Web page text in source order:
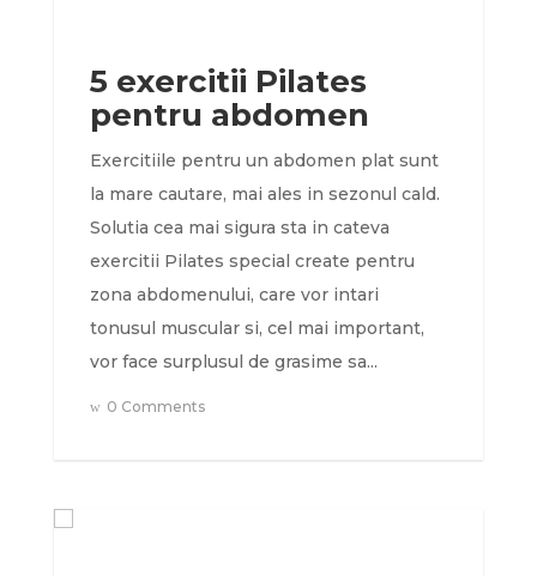
5 exercitii Pilates
pentru abdomen
Exercitiile pentru un abdomen plat sunt
la mare cautare, mai ales in sezonul cald.
Solutia cea mai sigura sta in cateva
exercitii Pilates special create pentru
zona abdomenului, care vor intari
tonusul muscular si, cel mai important,
vor face surplusul de grasime sa...
0 Comments